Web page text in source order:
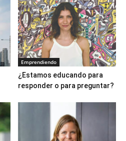
Emprendiendo
¿Estamos educando para
responder o para preguntar?